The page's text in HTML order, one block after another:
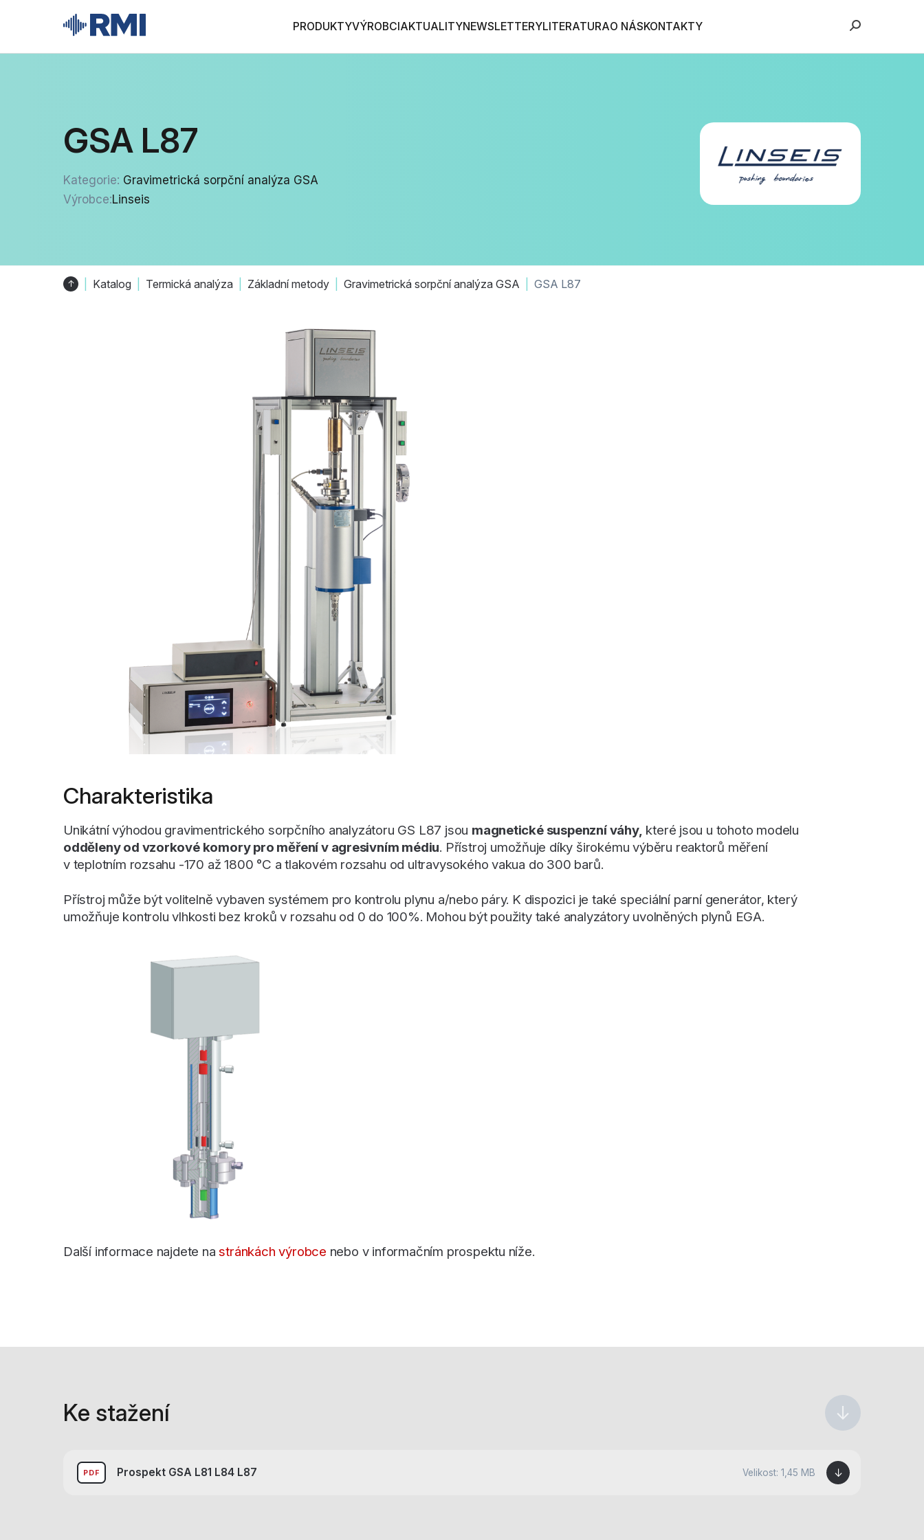
PRODUKTYVÝROBCI AKTUALITYNEWSLETTERYLITERATURAO NÁSKONTAKTY
GSA L87
Kategorie: Gravimetrická sorpční analýza GSA
Výrobce:Linseis
↑ Katalog Termická analýza Základní metody Gravimetrická sorpční analýza GSA GSA L87
Charakteristika
Unikátní výhodou gravimentrického sorpčního analyzátoru GS L87 jsou magnetické suspenzní váhy, které jsou u tohoto modelu
odděleny od vzorkové komory pro měření v agresivním médiu. Přístroj umožňuje díky širokému výběru reaktorů měření
v teplotním rozsahu -170 až 1800 °C a tlakovém rozsahu od ultravysokého vakua do 300 barů.
Přístroj může být volitelně vybaven systémem pro kontrolu plynu a/nebo páry. K dispozici je také speciální parní generátor, který
umožňuje kontrolu vlhkosti bez kroků v rozsahu od 0 do 100%. Mohou být použity také analyzátory uvolněných plynů EGA.
Další informace najdete nastránkách výrobce nebo v informačním prospektu níže.
Ke stažení ↓
PDF Prospekt GSA L81 L84 L87 Velikost: 1,45 MB ↓